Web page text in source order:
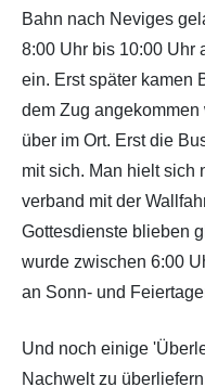
Bahn nach Neviges
8:00 Uhr bis 10:00 Uhr
ein. Erst später kamen
dem Zug
über im Ort. Erst die
mit sich. Man hielt sich
verband mit der
Gottesdienste blieben
wurde zwischen 6:00
an Sonn- und
Und noch einige
Nachwelt zu